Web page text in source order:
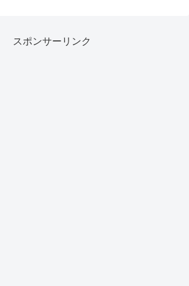
スポンサーリンク